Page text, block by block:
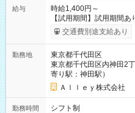
給与
時給1,400円～
【試用期間】試用期間
給与は本採用時と同じで
交通費別途支給あり
勤務地
東京都千代田区
東京都千代田区内神田2
寄り駅：神田駅）
Ａｌｌｅｙ株式会社
勤務時間
シフト制